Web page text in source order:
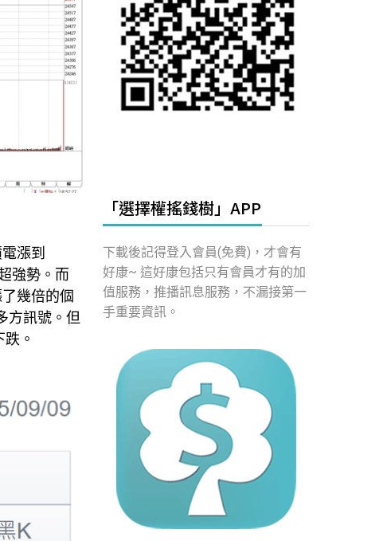
漲到
強勢。而
幾倍的個
方訊號。但
。
「選擇權搖錢樹」APP
下載後記得登入會員(免費)，才會有
好康~ 這好康包括只有會員才有的加
值服務，推播訊息服務，不漏接第一
手重要資訊。